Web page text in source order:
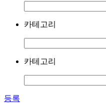
카테고리
카테고리
등록